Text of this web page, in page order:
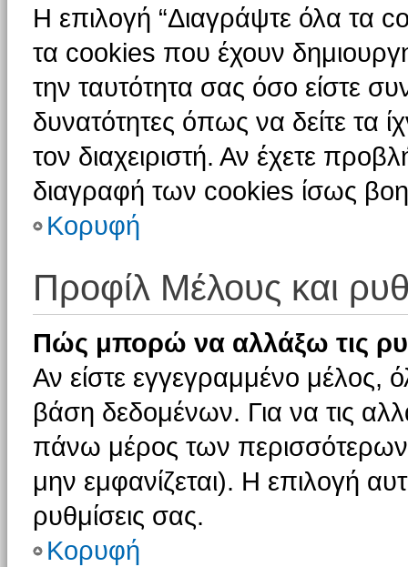
Η επιλογή “Διαγράψτε όλα τα
τα cookies που έχουν
την ταυτότητα σας όσο είστε
δυνατότητες όπως να δείτε τα
τον διαχειριστή. Αν έχετε
διαγραφή των cookies ίσως
Κορυφή
Προφίλ Μέλους και
Πώς μπορώ να αλλάξω τις
Αν είστε εγγεγραμμένο μέλος,
βάση δεδομένων. Για να τις
πάνω μέρος των περισσότερων
μην εμφανίζεται). Η επιλογή
ρυθμίσεις σας.
Κορυφή